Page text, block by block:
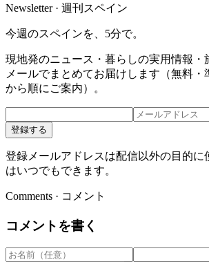
Newsletter · 週刊スペイン
今週のスペインを、5分で。
現地発のニュース・暮らしの実用情報・
メールでまとめてお届けします（無料
から順にご案内）。
登録する
登録メールアドレスは配信以外の目的に
はいつでもできます。
Comments · コメント
コメントを書く